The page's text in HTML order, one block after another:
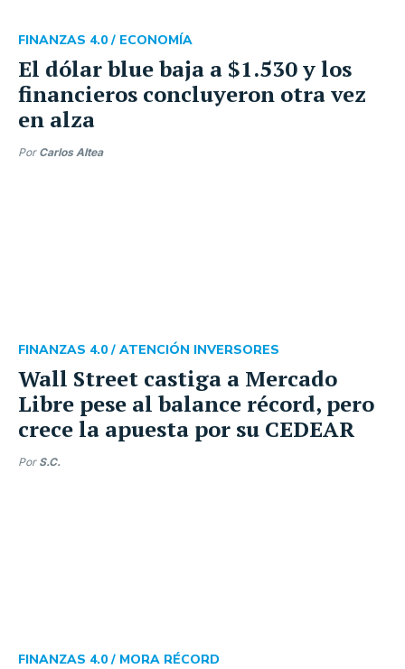
El dólar blue baja a $1.530 y los
financieros concluyeron otra vez
en alza
FINANZAS 4.0 / ECONOMÍA
Por Carlos Altea
Wall Street castiga a Mercado
Libre pese al balance récord, pero
crece la apuesta por su CEDEAR
FINANZAS 4.0 / ATENCIÓN INVERSORES
Por S.C.
FINANZAS 4.0 / MORA RÉCORD